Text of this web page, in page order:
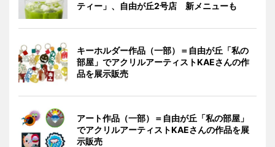
ティー」、自由が丘2号店 新メニューも
キーホルダー作品（一部）＝自由が丘「私の
部屋」でアクリルアーティストKAEさんの作
品を展示販売
アート作品（一部）＝自由が丘「私の部屋」
でアクリルアーティストKAEさんの作品を展
示販売